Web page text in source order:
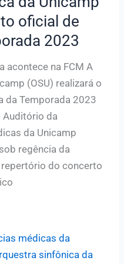
oficial de
2023
acontece na FCM A
(OSU) realizará o
da Temporada 2023
Auditório da
da Unicamp
regência da
do concerto
médicas da
sinfônica da